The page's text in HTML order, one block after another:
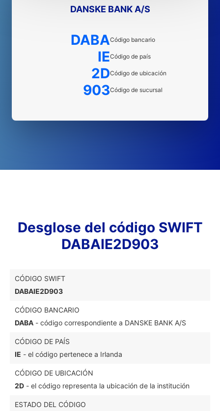
DANSKE BANK A/S
DABACódigo bancario
IECódigo de país
2DCódigo de ubicación
903Código de sucursal
Desglose del código SWIFT
DABAIE2D903
CÓDIGO SWIFT
DABAIE2D903
CÓDIGO BANCARIO
DABA - código correspondiente a DANSKE BANK A/S
CÓDIGO DE PAÍS
IE - el código pertenece a Irlanda
CÓDIGO DE UBICACIÓN
2D - el código representa la ubicación de la institución
ESTADO DEL CÓDIGO